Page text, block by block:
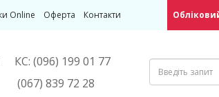
Online Оферта Контакти
КС: (096) 199 01 77
(067) 839 72 28